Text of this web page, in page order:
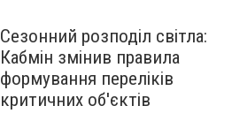
Сезонний розподіл світла:
Кабмін змінив правила
формування переліків
критичних об'єктів